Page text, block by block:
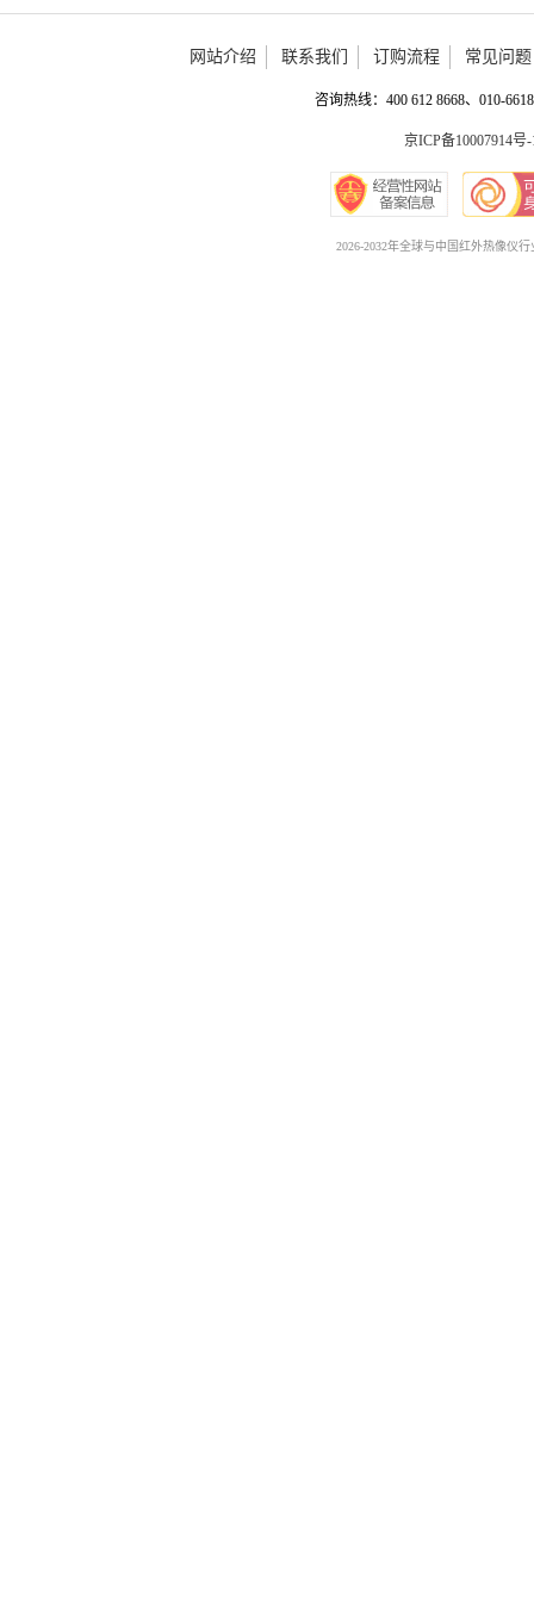
网站介绍 联系我们 订购流程 常见问题
咨询热线：400 612 8668、010-
京ICP备10007914号-
2026-2032年全球与中国红外热像仪